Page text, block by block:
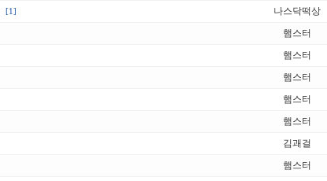
[1] 나스닥떡상
햄스터
햄스터
햄스터
햄스터
햄스터
김괘걸
햄스터